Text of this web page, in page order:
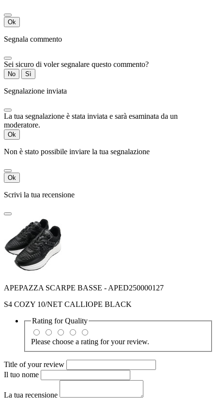
Ok
Segnala commento
Sei sicuro di voler segnalare questo commento?
No Sì
Segnalazione inviata
La tua segnalazione è stata inviata e sarà esaminata da un
moderatore.
Ok
Non è stato possibile inviare la tua segnalazione
Ok
Scrivi la tua recensione
APEPAZZA SCARPE BASSE - APED250000127
S4 COZY 10/NET CALLIOPE BLACK
Rating forQuality
Please choose a rating for your review.
Title of your review
Il tuo nome
La tua recensione